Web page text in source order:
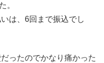
。
は、6回まで振込でし
ったのでかなり痛かった